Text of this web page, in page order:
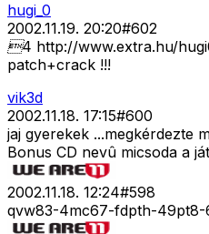
hugi_0
2002.11.19. 20:20#602
4 http://www.extra.hu/
patch+crack !!!
vik3d
2002.11.18. 17:15#600
jaj gyerekek ...megkérdezte
Bonus CD nevû micsoda a
2002.11.18. 12:24#598
qvw83-4mc67-fdpth-49pt8-